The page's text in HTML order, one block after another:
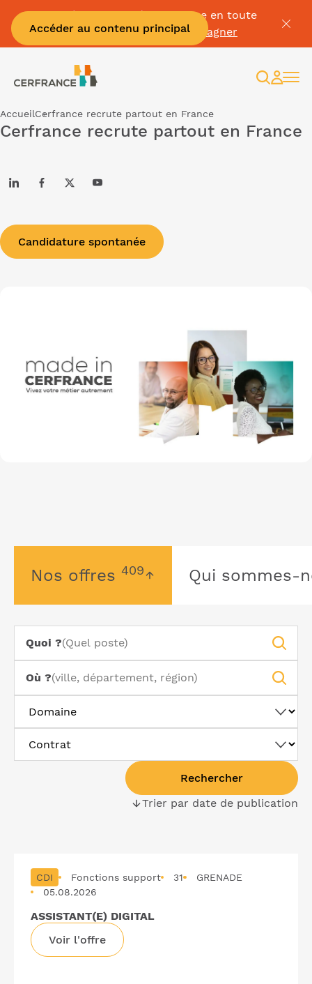
Accéder au contenu principal
Passez à la facture électronique en toute
sérénité :Je me fais accompagner
AccueilCerfrance recrute partout en France
Cerfrance recrute partout en France
Candidature spontanée
Nos offres 409 Qui sommes-
Quoi ?
Où ?
Domaine
Contrat
Rechercher
Trier par date de publication
(Du
plus
offres
d'emploi
CDI Fonctions support 31
GRENADE
05.08.2026
ASSISTANT(E) DIGITAL
Voir l'offre